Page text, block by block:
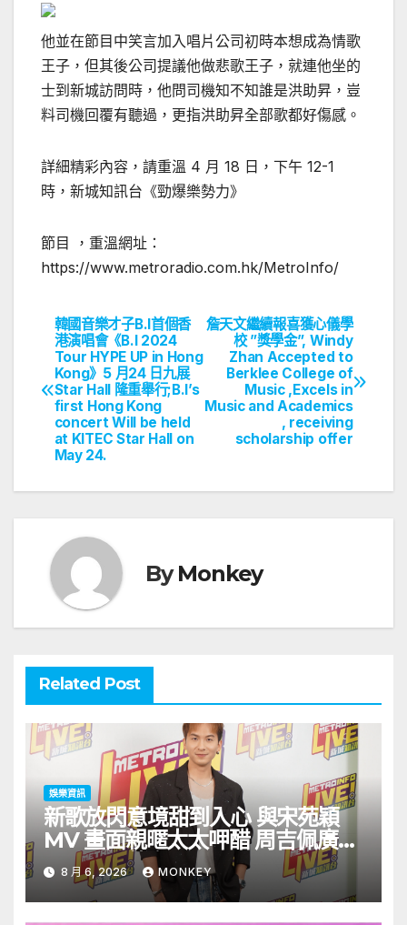
他並在節目中笑言加入唱片公司初時本想成為情歌
王子，但其後公司提議他做悲歌王子，就連他坐的
士到新城訪問時，他問司機知不知誰是洪助昇，豈
料司機回覆有聽過，更指洪助昇全部歌都好傷感。
詳細精彩內容，請重溫 4 月 18 日，下午 12-1
時，新城知訊台《勁爆樂勢力》
節目 ，重溫網址：
https://www.metroradio.com.hk/MetroInfo/
文
章
導
覽
詹天文繼續報喜獲心儀學
校 ”獎學金”, Windy
Zhan Accepted to
Berklee College of
Music ,Excels in
Music and Academics
, receiving
scholarship offer
韓國音樂才子B.I首個香
港演唱會《B.I 2024
Tour HYPE UP in Hong
Kong》5 月24 日九展
Star Hall 隆重舉行;B.I’s
first Hong Kong
concert Will be held
at KITEC Star Hall on
May 24.
ByMonkey
Related Post
娛樂資訊
新歌放閃意境甜到入心 與宋苑穎
MV 畫面親暱太太呷醋 周吉佩廣州
一日三場熱血 Busking
8 月 6, 2026 MONKEY